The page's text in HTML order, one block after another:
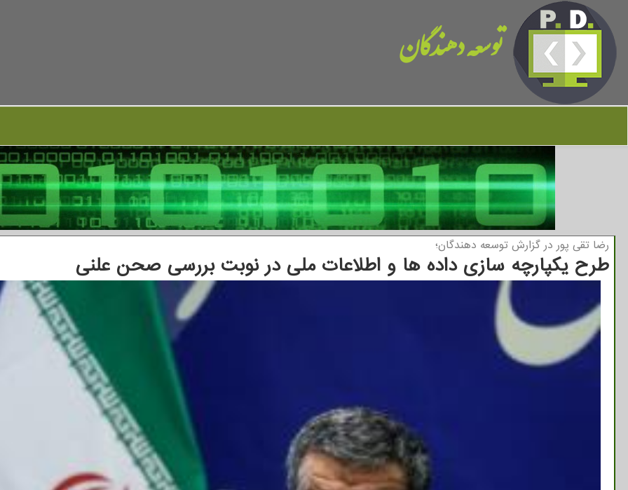
توسعه دهندگان
رضا تقی پور در گزارش توسعه دهندگان؛
طرح یکپارچه سازی داده ها و اطلاعات ملی در نوبت بررسی صحن علنی